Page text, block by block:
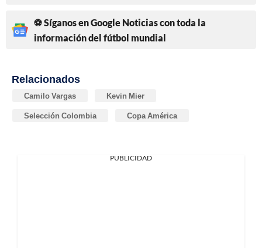
⚽ Síganos en Google Noticias con toda la
información del fútbol mundial
Relacionados
Camilo Vargas Kevin Mier
Selección Colombia Copa América
PUBLICIDAD